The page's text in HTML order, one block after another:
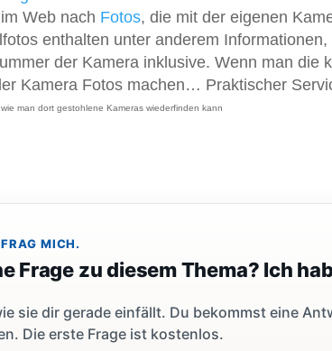
Web nach Fotos, die mit der eigenen
enthalten unter anderem
der Kamera inklusive. Wenn man die
Kamera Fotos machen… Praktischer
man dort gestohlene Kameras wiederfinden kann
MICH.
Frage zu diesem Thema? Ich
sie dir gerade einfällt. Du bekommst eine
Die erste Frage ist kostenlos.